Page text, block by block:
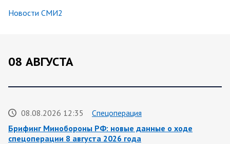
Новости СМИ2
08 АВГУСТА
08.08.2026 12:35
Спецоперация
Брифинг Минобороны РФ: новые данные о ходе
спецоперации 8 августа 2026 года